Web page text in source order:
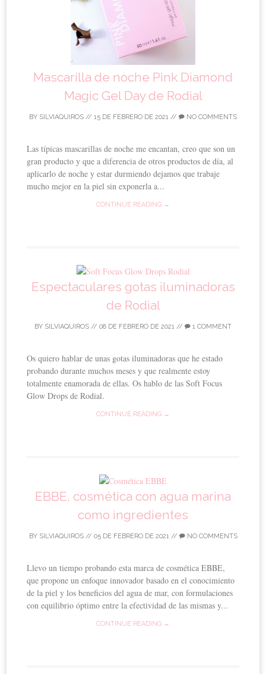
Mascarilla de noche Pink Diamond
Magic Gel Day de Rodial
BY SILVIAQUIROS // 15 DE FEBRERO DE 2021 // NO COMMENTS
Las típicas mascarillas de noche me encantan, creo que son un
gran producto y que a diferencia de otros productos de día, al
aplicarlo de noche y estar durmiendo dejamos que trabaje
mucho mejor en la piel sin exponerla a...
CONTINUE READING →
Espectaculares gotas iluminadoras
de Rodial
BY SILVIAQUIROS // 08 DE FEBRERO DE 2021 // 1 COMMENT
Os quiero hablar de unas gotas iluminadoras que he estado
probando durante muchos meses y que realmente estoy
totalmente enamorada de ellas. Os hablo de las Soft Focus
Glow Drops de Rodial.
CONTINUE READING →
EBBE, cosmética con agua marina
como ingredientes
BY SILVIAQUIROS// 05 DE FEBRERO DE 2021// NO COMMENTS
Llevo un tiempo probando esta marca de cosmética EBBE,
que propone un enfoque innovador basado en el conocimiento
de la piel y los beneficios del agua de mar, con formulaciones
con equilibrio óptimo entre la efectividad de las mismas y...
CONTINUE READING →